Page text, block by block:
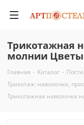
Трикотажная
молнии
Главная - Каталог -
Трикотаж: наволочки,
Трикотажная наволочка